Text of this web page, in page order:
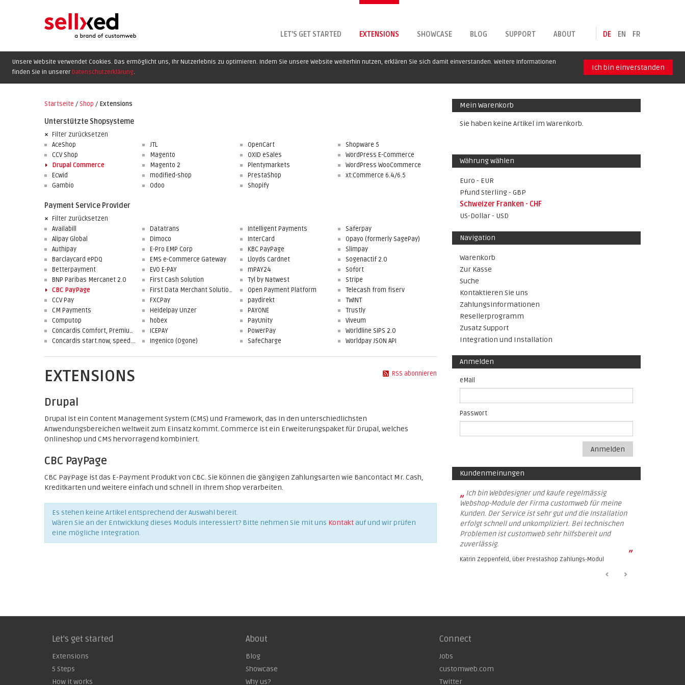
DE EN FR
LET'S GET STARTED EXTENSIONS SHOWCASE BLOG SUPPORT ABOUT
Unsere Website verwendet Cookies. Das ermöglicht uns, Ihr Nutzerlebnis zu optimieren. Indem Sie unsere Website weiterhin nutzen, erklären Sie sich damit einverstanden. Weitere Informationen
finden Sie in unserer Datenschutzerklärung.
Ich bin einverstanden
Startseite / Shop / Extensions
Unterstützte Shopsysteme
Filter zurücksetzen
AceShop
CCV Shop
Drupal Commerce
Ecwid
Gambio
JTL
Magento
Magento 2
modified-shop
Odoo
OpenCart
OXID eSales
Plentymarkets
PrestaShop
Shopify
Shopware 5
WordPress E-Commerce
WordPress WooCommerce
xt:Commerce 6.4/6.5
Payment Service Provider
Filter zurücksetzen
Availabill
Alipay Global
Authipay
Barclaycard ePDQ
Betterpayment
BNP Paribas Mercanet 2.0
CBC PayPage
CCV Pay
CM Payments
Computop
Concardis Comfort, Premium, Professional
Concardis start.now, speed.up, flex.pro
Datatrans
Dimoco
E-Pro EMP Corp
EMS e-Commerce Gateway
EVO E-PAY
First Cash Solution
First Data Merchant Solutions
FXCPay
Heidelpay Unzer
hobex
ICEPAY
Ingenico (Ogone)
Intelligent Payments
InterCard
KBC PayPage
Lloyds Cardnet
mPAY24
Tyl by Natwest
Open Payment Platform
paydirekt
PAYONE
PayUnity
PowerPay
SafeCharge
Saferpay
Opayo (formerly SagePay)
Slimpay
Sogenactif 2.0
Sofort
Stripe
Telecash from fiserv
TWINT
Trustly
Viveum
Worldline SIPS 2.0
Worldpay JSON API
RSS abonnieren
EXTENSIONS
Drupal
Drupal ist ein Content Management System (CMS) und Framework, das in den unterschiedlichsten
Anwendungsbereichen weltweit zum Einsatz kommt. Commerce ist ein Erweiterungspaket für Drupal, welches
Onlineshop und CMS hervorragend kombiniert.
CBC PayPage
CBC PayPage ist das E-Payment Produkt von CBC. Sie können die gängigen Zahlungsarten wie Bancontact Mr. Cash,
Kreditkarten und weitere einfach und schnell in Ihrem Shop verarbeiten.
Es stehen keine Artikel entsprechend der Auswahl bereit.
Wären Sie an der Entwicklung dieses Moduls interessiert? Bitte nehmen Sie mit uns Kontakt auf und wir prüfen
eine mögliche Integration.
Mein Warenkorb
Sie haben keine Artikel im Warenkorb.
Währung wählen
Euro - EUR
Pfund Sterling - GBP
Schweizer Franken - CHF
US-Dollar - USD
Navigation
Warenkorb
Zur Kasse
Suche
Kontaktieren Sie uns
Zahlungsinformationen
Resellerprogramm
Zusatz Support
Integration und Installation
Anmelden
eMail
Passwort
Anmelden
Kundenmeinungen
„ Ich bin Webdesigner und kaufe regelmässig
Webshop-Module der Firma customweb für meine
Kunden. Der Service ist sehr gut und die Installation
erfolgt schnell und unkompliziert. Bei technischen
Problemen ist customweb sehr hilfsbereit und
zuverlässig.
”
Katrin Zeppenfeld, über PrestaShop Zahlungs-Modul
Let's get started
Extensions
5 Steps
How it works
About
Blog
Showcase
Why us?
Connect
Jobs
customweb.com
Twitter